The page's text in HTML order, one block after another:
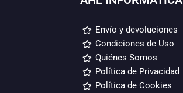
Envío y devoluciones
Condiciones de Uso
Quiénes Somos
Política de Privacidad
Política de Cookies